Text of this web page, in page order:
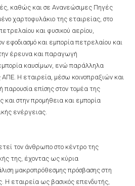
καθώς και σε Ανανεώσιμες Πηγές
χαρτοφυλάκιο της εταιρείας, στο
και φυσικού αερίου,
εφοδιασμό και εμπορία πετρελαίου και
έρευνα και παραγωγή
καυσίμων, ενώ παράλληλα
ΑΠΕ. Η εταιρεία, μέσω κοινοπραξιών και
παρουσία επίσης στον τομέα της
στην προμήθεια και εμπορία
ενέργειας.
τον άνθρωπο στο κέντρο της
της, έχοντας ως κύρια
μακροπρόθεσμης πρόσβασης στη
Η εταιρεία ως βασικός επενδυτής,